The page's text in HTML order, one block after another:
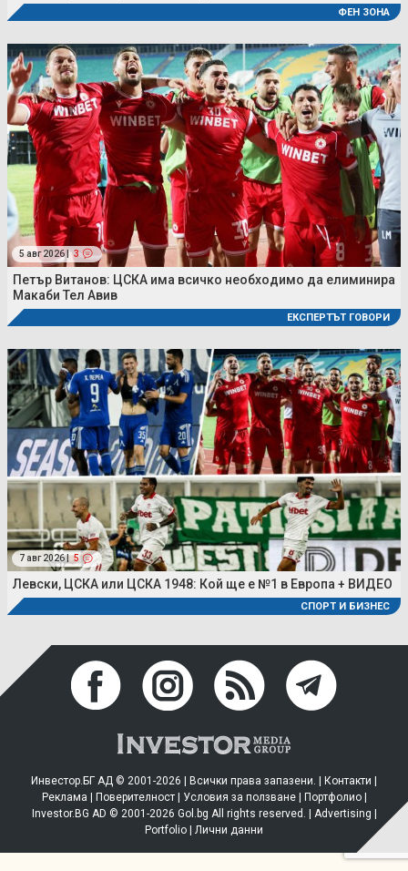
ФЕН ЗОНА
5 авг 2026 | 3
Петър Витанов: ЦСКА има всичко необходимо да елиминира
Макаби Тел Авив
ЕКСПЕРТЪТ ГОВОРИ
7 авг 2026 | 5
Левски, ЦСКА или ЦСКА 1948: Кой ще е №1 в Европа + ВИДЕО
СПОРТ И БИЗНЕС
Инвестор.БГ АД © 2001-2026 | Всички права запазени. | Контакти
Реклама
Поверителност| Условия за ползване| Портфолио|
Investor.BG AD © 2001-2026 Gol.bg All rights reserved. | Advertising
Portfolio
Лични данни